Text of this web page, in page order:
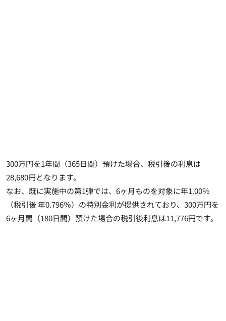
300万円を1年間（365日間）預けた場合、税引後の利息は
28,680円となります。
なお、既に実施中の第1弾では、6ヶ月ものを対象に年1.00％
（税引後 年0.796％）の特別金利が提供されており、300万円を
6ヶ月間（180日間）預けた場合の税引後利息は11,776円です。